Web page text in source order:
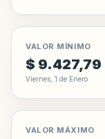
VALOR MÍNIMO
$ 9.427,79
Viernes, 1 de Enero
VALOR MÁXIMO